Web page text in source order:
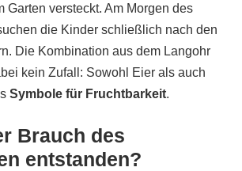
Garten versteckt. Am Morgen des
die Kinder schließlich nach den
Die Kombination aus dem Langohr
kein Zufall: Sowohl Eier als auch
Symbole für Fruchtbarkeit.
Brauch des
entstanden?